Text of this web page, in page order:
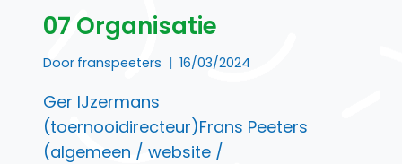
07 Organisatie
Door franspeeters 16/03/2024
Ger IJzermans
(toernooidirecteur)Frans Peeters
(algemeen / website /